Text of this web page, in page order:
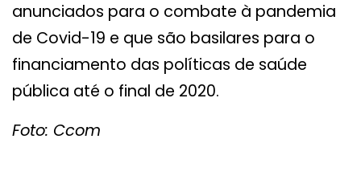
anunciados para o combate à pandemia
de Covid-19 e que são basilares para o
financiamento das políticas de saúde
pública até o final de 2020.
Foto: Ccom